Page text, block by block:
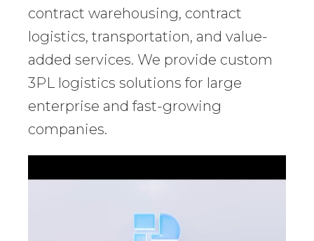
contract warehousing, contract
logistics, transportation, and value-
added services. We provide custom
3PL logistics solutions for large
enterprise and fast-growing
companies.